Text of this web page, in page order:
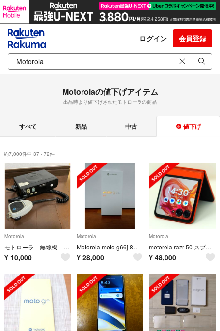
ログイン 会員登録
Motorolaの値下げアイテム
出品時より値下げされたモトローラの商品
すべて 新品 中古 値下げ
約7,000件中 37 - 72件
Motorola
モトローラ 無線機 GM3188 ジャンク品
¥ 10,000
Motorola
Motorola moto g66j 8GB/128GB スマートフォン 緑
¥ 28,000
Motorola
motorola razr 50 スプリッツオレンジ (12GB/512GB)
¥ 48,000